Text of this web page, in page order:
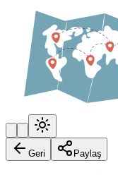
Geri Paylaş